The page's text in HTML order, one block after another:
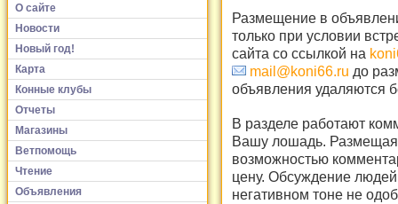
О сайте
Новости
Новый год!
Карта
Конные клубы
Отчеты
Магазины
Ветпомощь
Чтение
Объявления
Размещение в
только при условии
сайта со ссылкой на
mail@koni66.ru до
объявления удаляются
В разделе работают
Вашу лошадь. Размещая
возможностью
цену. Обсуждение
негативном тоне не